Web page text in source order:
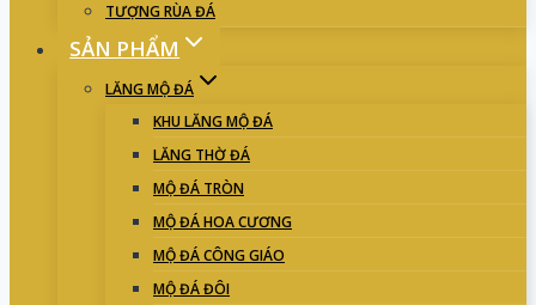
TƯỢNG RÙA ĐÁ
SẢN PHẨM
LĂNG MỘ ĐÁ
KHU LĂNG MỘ ĐÁ
LĂNG THỜ ĐÁ
MỘ ĐÁ TRÒN
MỘ ĐÁ HOA CƯƠNG
MỘ ĐÁ CÔNG GIÁO
MỘ ĐÁ ĐÔI